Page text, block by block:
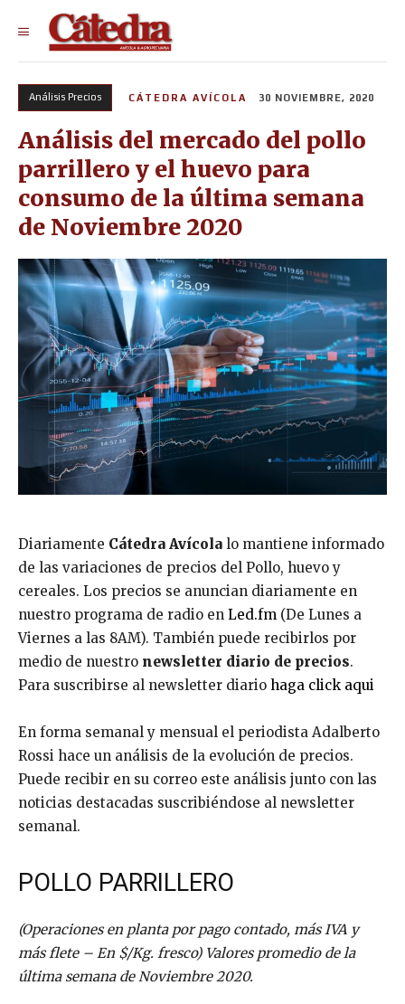
Análisis Precios CÁTEDRA AVÍCOLA 30 NOVIEMBRE, 2020
Análisis del mercado del pollo
parrillero y el huevo para
consumo de la última semana
de Noviembre 2020
Diariamente Cátedra Avícola lo mantiene informado
de las variaciones de precios del Pollo, huevo y
cereales. Los precios se anuncian diariamente en
nuestro programa de radio en Led.fm (De Lunes a
Viernes a las 8AM). También puede recibirlos por
medio de nuestro newsletter diario de precios.
Para suscribirse al newsletter diario haga click aqui
En forma semanal y mensual el periodista Adalberto
Rossi hace un análisis de la evolución de precios.
Puede recibir en su correo este análisis junto con las
noticias destacadas suscribiéndose al newsletter
semanal.
POLLO PARRILLERO
(Operaciones en planta por pago contado, más IVA y
más flete – En $/Kg. fresco) Valores promedio de la
última semana de Noviembre 2020.